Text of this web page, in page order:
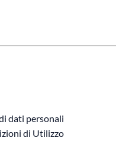
dati personali
di Utilizzo